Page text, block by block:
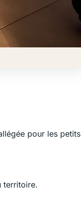
pour les petits
territoire.